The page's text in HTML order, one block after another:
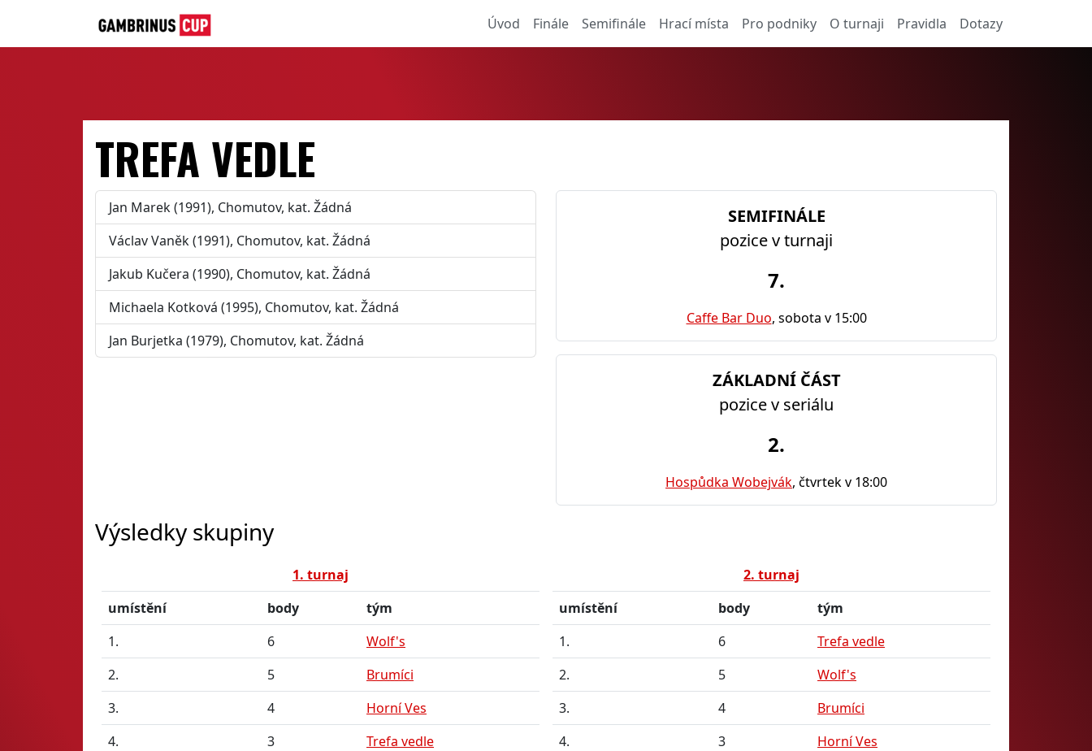
Úvod Finále Semifinále Hrací místa Pro podniky O turnaji Pravidla Dotazy
TREFA VEDLE
Jan Marek (1991), Chomutov, kat. Žádná
Václav Vaněk (1991), Chomutov, kat. Žádná
Jakub Kučera (1990), Chomutov, kat. Žádná
Michaela Kotková (1995), Chomutov, kat. Žádná
Jan Burjetka (1979), Chomutov, kat. Žádná
SEMIFINÁLE
pozice v turnaji
7.
Caffe Bar Duo, sobota v 15:00
ZÁKLADNÍ ČÁST
pozice v seriálu
2.
Hospůdka Wobejvák, čtvrtek v 18:00
Výsledky skupiny
1. turnaj
umístění
body
tým
1.
6
Wolf's
2.
5
Brumíci
3.
4
Horní Ves
4.
3
Trefa vedle
2. turnaj
umístění
body
tým
1.
6
Trefa vedle
2.
5
Wolf's
3.
4
Brumíci
4.
3
Horní Ves